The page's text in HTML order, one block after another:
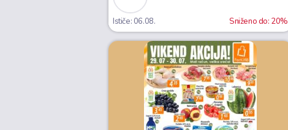
Ističe: 06.08. Sniženo do: 20%